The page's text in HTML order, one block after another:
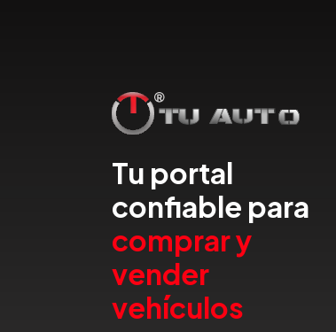
Haima
Haval
Hillman
Hummer
Hyundai
IncaPower
Isuzu
Jac
Tu portal
confiable para
comprar y
vender
vehículos